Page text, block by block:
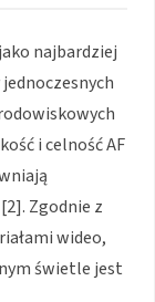
najbardziej
i celność AF
Zgodnie z
wideo,
świetle jest